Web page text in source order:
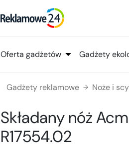
Oferta gadżetów Gadżety
Gadżety reklamowe → Noże i
Składany nóż
R17554.02